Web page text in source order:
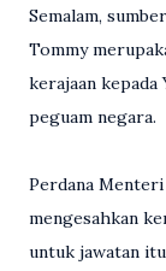
Semalam,
Tommy
kerajaan
peguam negara.
Perdana
mengesahkan
untuk jawatan